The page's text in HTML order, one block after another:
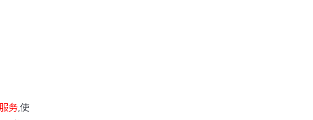
务,使